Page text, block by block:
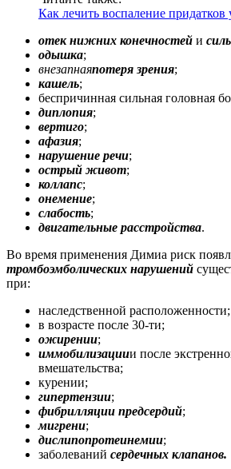
Как лечить воспаление
отек нижних конечностей и
одышка;
внезапнаяпотеря зрения;
кашель;
беспричинная сильная головная
диплопия;
вертиго;
афазия;
нарушение речи;
острый живот;
коллапс;
онемение;
слабость;
двигательные расстройства.
Во время применения Димиа риск
тромбоэмболических нарушений
при:
наследственной расположенности;
в возрасте после 30-ти;
ожирении;
иммобилизациии после
вмешательства;
курении;
гипертензии;
фибрилляции предсердий;
мигрени;
дислипопротеинемии;
заболеваний сердечных клапанов.